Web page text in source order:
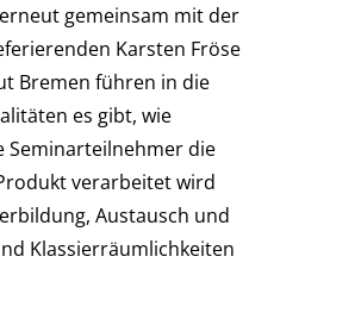
gemeinsam mit der
Karsten Fröse
Bremen führen in die
es gibt, wie
Seminarteilnehmer die
verarbeitet wird
Austausch und
Klassierräumlichkeiten